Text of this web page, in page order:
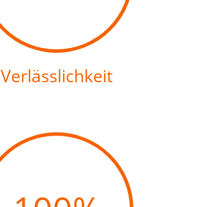
Verlässlichkeit